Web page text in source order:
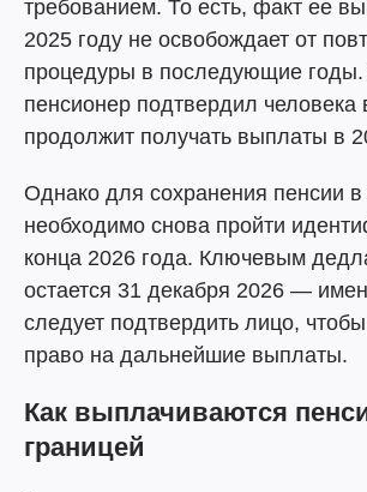
требованием. То есть, факт ее
2025 году не освобождает от
процедуры в последующие
пенсионер подтвердил человека
продолжит получать выплаты в
Однако для сохранения пенсии в
необходимо снова пройти
конца 2026 года. Ключевым
остается 31 декабря 2026 —
следует подтвердить лицо,
право на дальнейшие выплаты.
Как выплачиваются
границей